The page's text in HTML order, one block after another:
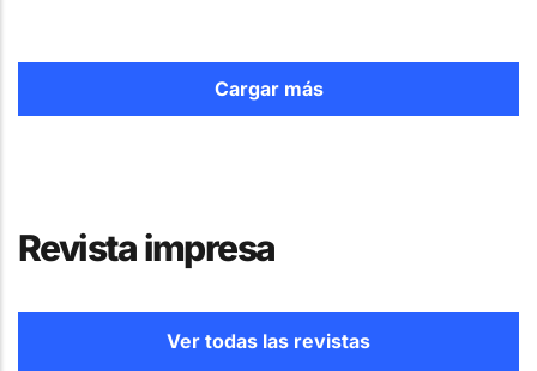
Cargar más
Revista impresa
Ver todas las revistas